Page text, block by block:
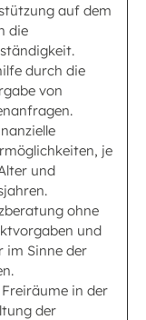
auf dem
die
durch die
von
je
und
ohne
und
im Sinne der
in der
der